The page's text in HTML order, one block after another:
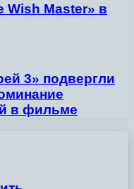
Wish Master» в
3» подвергли
в фильме